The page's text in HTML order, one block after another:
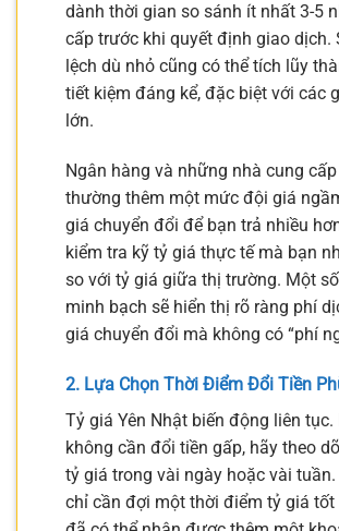
dành thời gian so sánh ít nhất 3-5
cấp trước khi quyết định giao dịch.
lệch dù nhỏ cũng có thể tích lũy
tiết kiệm đáng kể, đặc biệt với các
lớn.
Ngân hàng và những nhà cung
thường thêm một mức đội giá
giá chuyển đổi để bạn trả nhiều
kiểm tra kỹ tỷ giá thực tế mà bạn
so với tỷ giá giữa thị trường. Một
minh bạch sẽ hiển thị rõ ràng phí
giá chuyển đổi mà không có “phí
2. Lựa Chọn Thời Điểm Đổi Tiền
Tỷ giá Yên Nhật biến động liên tục.
không cần đổi tiền gấp, hãy theo
tỷ giá trong vài ngày hoặc vài
chỉ cần đợi một thời điểm tỷ giá tốt